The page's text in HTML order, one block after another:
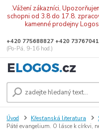
.Vážení zákazníci,
schopni od 3.8 do 17.8.
kamenné prodejny
+420 775688827 +420
(Po-Pá, 9-16 hod.)
Úvod Křesťanská literatura
Páté evangelium. O lásce k církvi,